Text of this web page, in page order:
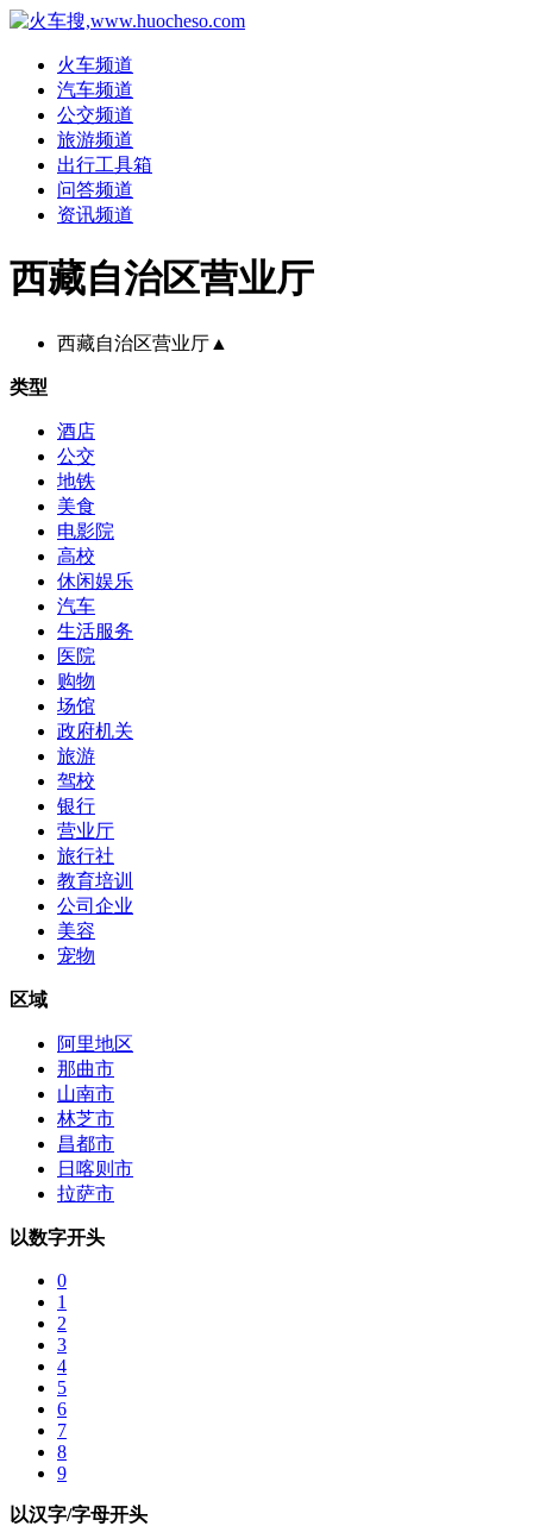
火车频道
汽车频道
公交频道
旅游频道
出行工具箱
问答频道
资讯频道
西藏自治区营业厅
西藏自治区营业厅 ▲
类型
酒店
公交
地铁
美食
电影院
高校
休闲娱乐
汽车
生活服务
医院
购物
场馆
政府机关
旅游
驾校
银行
营业厅
旅行社
教育培训
公司企业
美容
宠物
区域
阿里地区
那曲市
山南市
林芝市
昌都市
日喀则市
拉萨市
以数字开头
0
1
2
3
4
5
6
7
8
9
以汉字/字母开头